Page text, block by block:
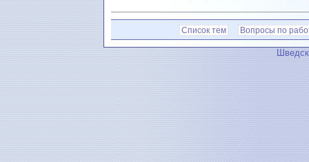
Список тем Вопросы по